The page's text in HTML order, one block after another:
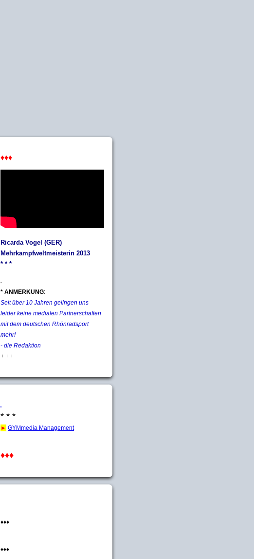
♦♦♦
Ricarda Vogel (GER)
Mehrkampfweltmeisterin 2013
* * *
.
* ANMERKUNG:
Seit über 10 Jahren gelingen uns
leider keine medialen Partnerschaften
mit dem deutschen Rhönradsport
mehr!
- die Redaktion
+ + +
* * *
► GYMmedia Management
♦♦♦
♦♦♦
♦♦♦